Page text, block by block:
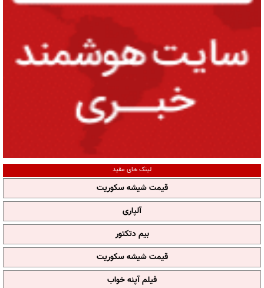
لینک های مفید
قیمت شیشه سکوریت
آلپاری
بیم دتکتور
قیمت شیشه سکوریت
فیلم آپنه خواب